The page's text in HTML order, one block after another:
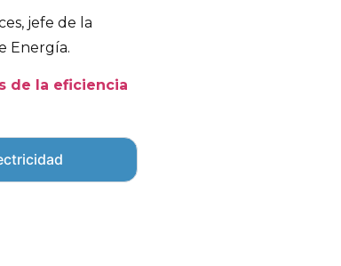
jefe de la
Energía.
de la eficiencia